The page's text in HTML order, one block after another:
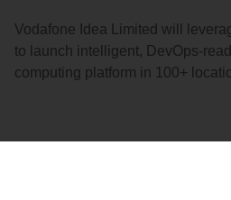
Vodafone Idea Limited will
to launch intelligent, DevOps-
computing platform in 100+